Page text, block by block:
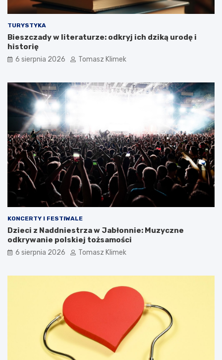
TURYSTYKA
Bieszczady w literaturze: odkryj ich dziką urodę i
historię
6 sierpnia 2026 Tomasz Klimek
KONCERTY I FESTIWALE
Dzieci z Naddniestrza w Jabłonnie: Muzyczne
odkrywanie polskiej tożsamości
6 sierpnia 2026 Tomasz Klimek